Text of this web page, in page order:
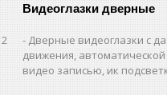
Видеоглазки дверные
Дверные видеоглазки с
движения,
видео записью, ик